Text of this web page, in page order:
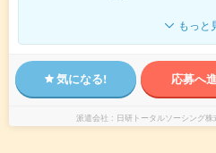
もっと
気になる! 応募へ
派遣会社 日研トータルソーシング